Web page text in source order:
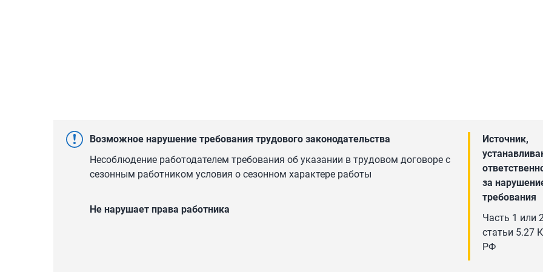
Возможное нарушение требования трудового законодательства
Несоблюдение работодателем требования об указании в трудовом договоре с
сезонным работником условия о сезонном характере работы
Не нарушает права работника
Источник,
за
требования
Часть 1 или
статьи 5.27
РФ